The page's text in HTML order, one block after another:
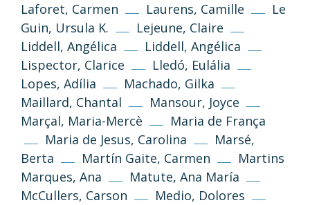
Laforet, Carmen
Laurens, Camille
Le
Guin, Ursula K.
Lejeune, Claire
Liddell, Angélica
Liddell, Angélica
Lispector, Clarice
Lledó, Eulália
Lopes, Adília
Machado, Gilka
Maillard, Chantal
Mansour, Joyce
Marçal, Maria-Mercè
Maria de França
Maria de Jesus, Carolina
Marsé,
Berta
Martín Gaite, Carmen
Martins
Marques, Ana
Matute, Ana María
McCullers, Carson
Medio, Dolores
(CC-BY-NC-SA 3.0)
Tornar a dalt
Si no s’indica altra cosa, els textos i imatges
d’aquest web es publiquen sota llicència
Creative Commons 3.0 de Reconeixement-
NoComercial-CompartirIgual (cc-by-nc-sa
3.0)
Informació i normes